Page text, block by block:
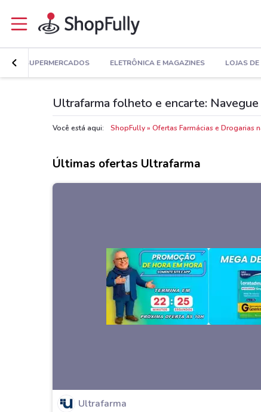
SUPERMERCADOS ELETRÔNICA E MAGAZINES LOJAS
Ultrafarma folheto e encarte:
Você está aqui: ShopFully Ofertas Farmácias e Drogarias
Últimas ofertas Ultrafarma
Ultrafarma